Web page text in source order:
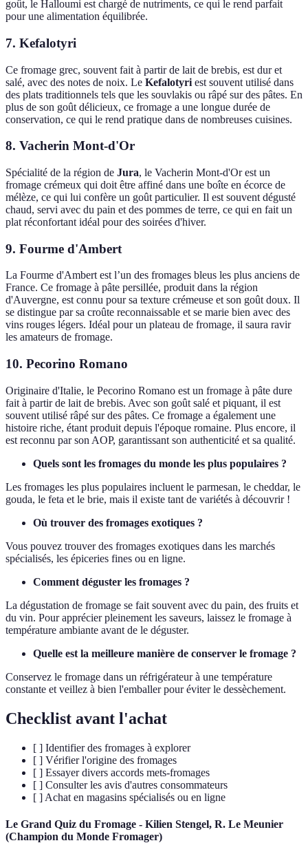
goût, le Halloumi est chargé de nutriments, ce qui le rend parfait
pour une alimentation équilibrée.
7. Kefalotyri
Ce fromage grec, souvent fait à partir de lait de brebis, est dur et
salé, avec des notes de noix. Le Kefalotyri est souvent utilisé dans
des plats traditionnels tels que les souvlakis ou râpé sur des pâtes. En
plus de son goût délicieux, ce fromage a une longue durée de
conservation, ce qui le rend pratique dans de nombreuses cuisines.
8. Vacherin Mont-d'Or
Spécialité de la région de Jura, le Vacherin Mont-d'Or est un
fromage crémeux qui doit être affiné dans une boîte en écorce de
mélèze, ce qui lui confère un goût particulier. Il est souvent dégusté
chaud, servi avec du pain et des pommes de terre, ce qui en fait un
plat réconfortant idéal pour des soirées d'hiver.
9. Fourme d'Ambert
La Fourme d'Ambert est l’un des fromages bleus les plus anciens de
France. Ce fromage à pâte persillée, produit dans la région
d'Auvergne, est connu pour sa texture crémeuse et son goût doux. Il
se distingue par sa croûte reconnaissable et se marie bien avec des
vins rouges légers. Idéal pour un plateau de fromage, il saura ravir
les amateurs de fromage.
10. Pecorino Romano
Originaire d'Italie, le Pecorino Romano est un fromage à pâte dure
fait à partir de lait de brebis. Avec son goût salé et piquant, il est
souvent utilisé râpé sur des pâtes. Ce fromage a également une
histoire riche, étant produit depuis l'époque romaine. Plus encore, il
est reconnu par son AOP, garantissant son authenticité et sa qualité.
Quels sont les fromages du monde les plus populaires ?
Les fromages les plus populaires incluent le parmesan, le cheddar, le
gouda, le feta et le brie, mais il existe tant de variétés à découvrir !
Où trouver des fromages exotiques ?
Vous pouvez trouver des fromages exotiques dans les marchés
spécialisés, les épiceries fines ou en ligne.
Comment déguster les fromages ?
La dégustation de fromage se fait souvent avec du pain, des fruits et
du vin. Pour apprécier pleinement les saveurs, laissez le fromage à
température ambiante avant de le déguster.
Quelle est la meilleure manière de conserver le fromage ?
Conservez le fromage dans un réfrigérateur à une température
constante et veillez à bien l'emballer pour éviter le dessèchement.
Checklist avant l'achat
[ ] Identifier des fromages à explorer
[ ] Vérifier l'origine des fromages
[ ] Essayer divers accords mets-fromages
[ ] Consulter les avis d'autres consommateurs
[ ] Achat en magasins spécialisés ou en ligne
Le Grand Quiz du Fromage - Kilien Stengel, R. Le Meunier
(Champion du Monde Fromager)